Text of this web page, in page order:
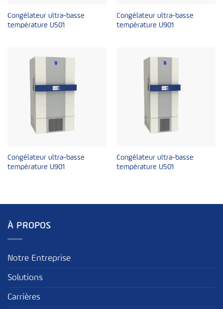
Congélateur ultra-basse
température U501
Congélateur ultra-basse
température U901
Congélateur ultra-basse
température U901
Congélateur ultra-basse
température U501
À PROPOS
Notre Entreprise
Solutions
Carrières